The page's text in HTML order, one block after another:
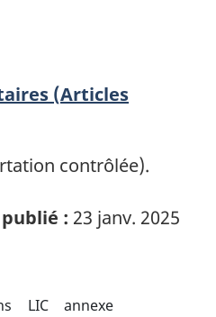
(Articles
contrôlée).
: 23 janv. 2025
LIC annexe